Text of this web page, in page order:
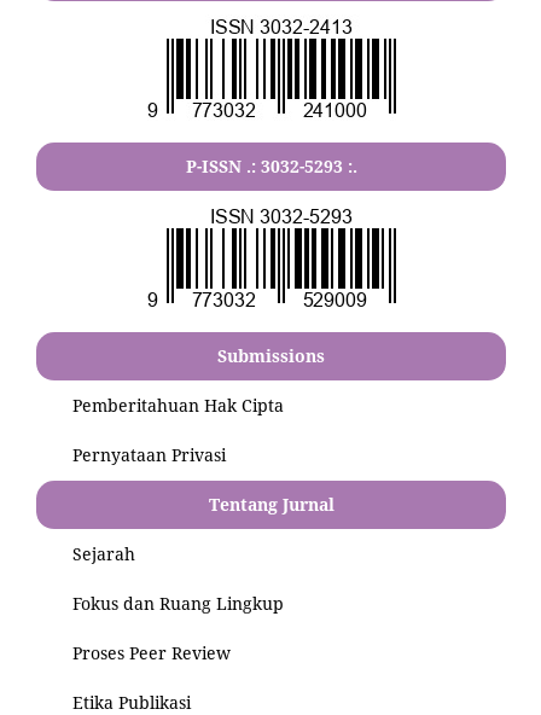
P-ISSN .: 3032-5293 :.
Submissions
Pemberitahuan Hak Cipta
Pernyataan Privasi
Tentang Jurnal
Sejarah
Fokus dan Ruang Lingkup
Proses Peer Review
Etika Publikasi